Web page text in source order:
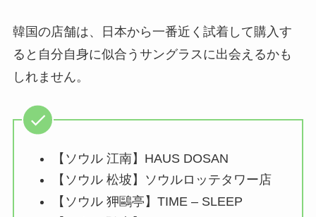
韓国の店舗は、日本から一番近く試着して購入す
ると自分自身に似合うサングラスに出会えるかも
しれません。
【ソウル 江南】HAUS DOSAN
【ソウル 松坡】ソウルロッテタワー店
【ソウル 狎鷗亭】TIME – SLEEP